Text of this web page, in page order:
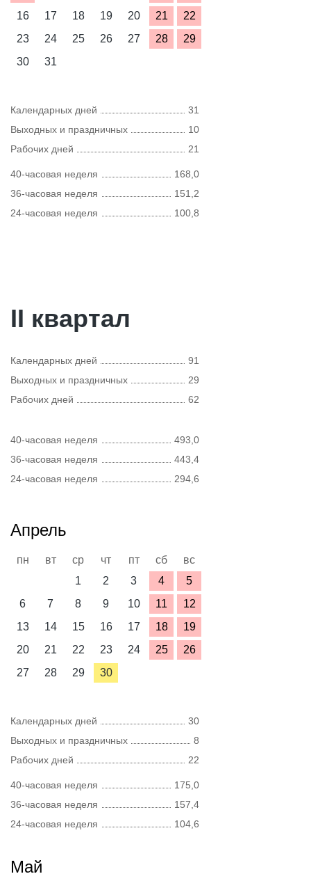
16
17 18 19 20 21
22
23
24 25 26 27 28
29
30
31
Календарных дней
31
Выходных и праздничных
10
Рабочих дней
21
40-часовая неделя
168,0
36-часовая неделя
151,2
24-часовая неделя
100,8
II квартал
Календарных дней
91
Выходных и праздничных
29
Рабочих дней
62
40-часовая неделя
493,0
36-часовая неделя
443,4
24-часовая неделя
294,6
Апрель
пн вт ср чт пт сб
вс
1
2 3 4
5
6
7 8 9 10 11
12
13
14 15 16 17 18
19
20
21 22 23 24 25
26
27
28 29 30
Календарных дней
30
Выходных и праздничных
8
Рабочих дней
22
40-часовая неделя
175,0
36-часовая неделя
157,4
24-часовая неделя
104,6
Май